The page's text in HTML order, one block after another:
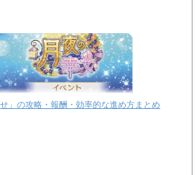
」の攻略・報酬・効率的な進め方まとめ